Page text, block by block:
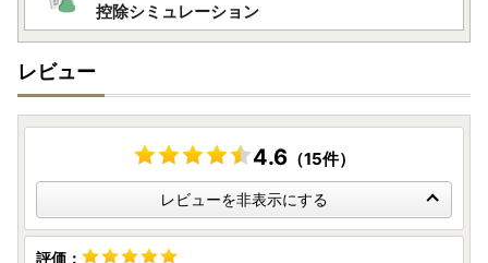
【ご郵送いただいたワンストップ特例申請書の受理手続きに
ついて】
※ご郵送いただいたワンストップ特例申請書は、手作業で開
書が到着次第、順次作業を進めておりますが、ワンストップ
受付・受理完了までにお時間を頂戴しております。
※受理作業につきましては、1月15日までを目途に行ってお
ります。受理が完了いたしましたら、お申込み時にご登録い
ただきましたメールアドレス宛へ、受理完了のお知らせを順
次お送りしております。
控除シミュレーション
レビュー
4.6（15件）
レビューを非表示にする